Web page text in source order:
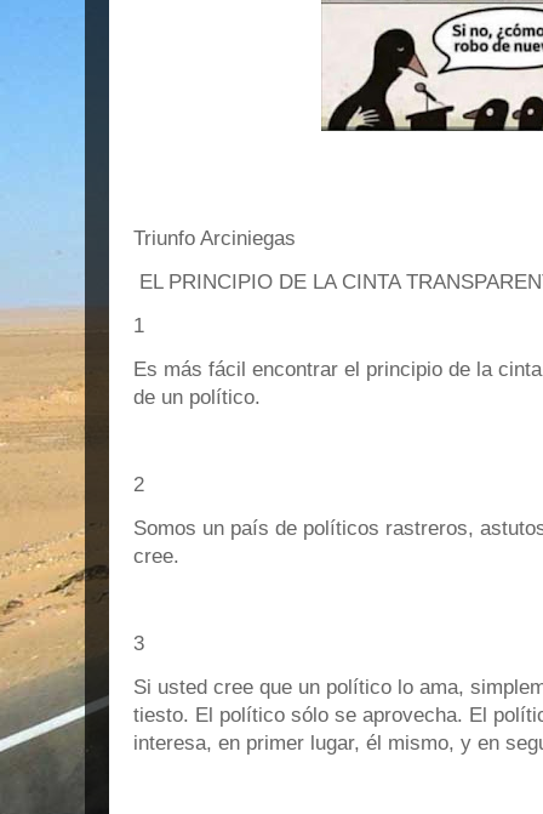
Triunfo Arciniegas
EL PRINCIPIO DE LA CINTA
1
Es más fácil encontrar el principio de la
de un político.
2
Somos un país de políticos rastreros,
cree.
3
Si usted cree que un político lo ama,
tiesto. El político sólo se aprovecha. El
interesa, en primer lugar, él mismo, y en